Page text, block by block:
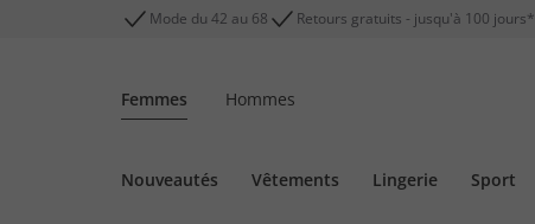
Mode du 42 au 68 Retours gratuits - jusqu'à 100 jours*
Femmes Hommes
Nouveautés Vêtements Lingerie Sport